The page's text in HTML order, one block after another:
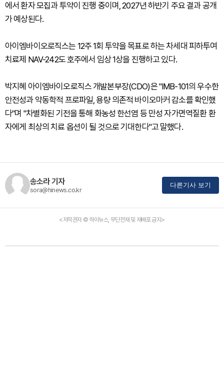
에서 환자 모집과 투약이 진행 중이며, 2027년 하반기 주요 결과 공개
가 예상된다.
아이엠바이오로직스는 12주 1회 투약을 목표로 하는 차세대 피하투여
치료제 NAV-242도 호주에서 임상 1상을 진행하고 있다.
박지혜 아이엠바이오로직스 개발본부장(CDO)은 "IMB-101의 우수한
안전성과 약동학적 프로파일, 용량 의존적 바이오마커 감소를 확인했
다"며 "차별화된 기전을 통해 화농성 한선염 등 만성 자가면역질환 환
자에게 최상의 치료 옵션이 될 것으로 기대한다"고 말했다.
송소라 기자
sora@hinews.co.kr
다른기사 보기
<저작권자 © 하이뉴스, 무단전재 및 재배포 금지>